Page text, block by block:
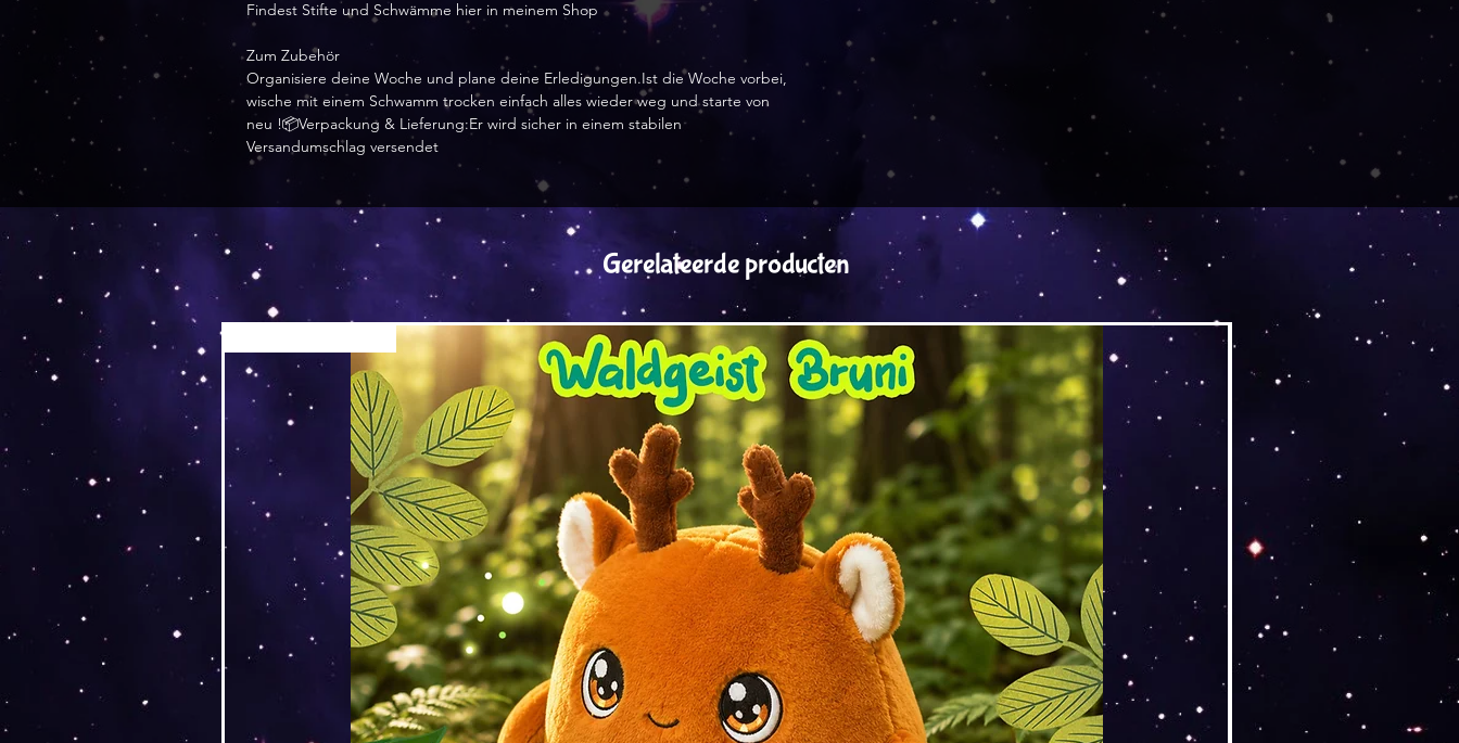
Findest Stifte und Schwämme hier in meinem Shop
Zum Zubehör
Organisiere deine Woche und plane deine Erledigungen.Ist die Woche vorbei,
wische mit einem Schwamm trocken einfach alles wieder weg und starte von
neu !📦Verpackung & Lieferung:Er wird sicher in einem stabilen
Versandumschlag versendet
Gerelateerde producten
Versand by DruckGuru